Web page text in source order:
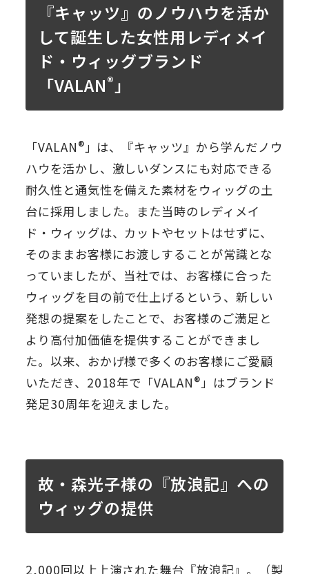
『キャッツ』のノウハウを活か
して誕生した女性用レディメイ
ド・ウィッグブランド
「VALAN®」
「VALAN® 」は、『キャッツ』から学んだノウ
ハウを活かし、激しいダンスにも対応できる
耐久性と通気性を備えた素材をウィッグの土
台に採用しました。また当時のレディメイ
ド・ウィッグは、カットやセットはせずに、
そのままお客様にお渡しすることが常識とな
っていましたが、当社では、お客様に合った
ウィッグを目の前で仕上げるという、新しい
発想の提案をしたことで、お客様のご満足と
より高付加価値を提供することができまし
た。以来、おかげ様で多くのお客様にご愛顧
いただき、2018年で「VALAN® 」はブランド
発足30周年を迎えました。
故・森光子様の『放浪記』への
ウィッグの提供
2,000回以上上演された舞台『放浪記』。（製